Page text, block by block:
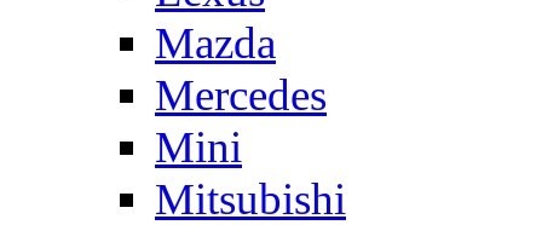
Mazda
Mercedes
Mini
Mitsubishi